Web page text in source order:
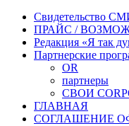
Свидетельство
ПРАЙС /
Редакция «Я так
Партнерские
OR
партнеры
СВОИ
ГЛАВНАЯ
СОГЛАШЕНИЕ